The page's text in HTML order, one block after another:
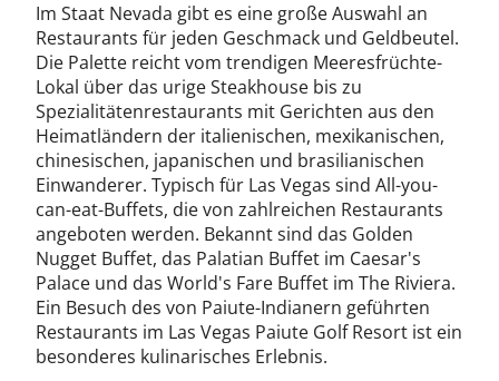
Im Staat Nevada gibt es eine große Auswahl an
Restaurants für jeden Geschmack und Geldbeutel.
Die Palette reicht vom trendigen Meeresfrüchte-
Lokal über das urige Steakhouse bis zu
Spezialitätenrestaurants mit Gerichten aus den
Heimatländern der italienischen, mexikanischen,
chinesischen, japanischen und brasilianischen
Einwanderer. Typisch für Las Vegas sind All-you-
can-eat-Buffets, die von zahlreichen Restaurants
angeboten werden. Bekannt sind das Golden
Nugget Buffet, das Palatian Buffet im Caesar's
Palace und das World's Fare Buffet im The Riviera.
Ein Besuch des von Paiute-Indianern geführten
Restaurants im Las Vegas Paiute Golf Resort ist ein
besonderes kulinarisches Erlebnis.